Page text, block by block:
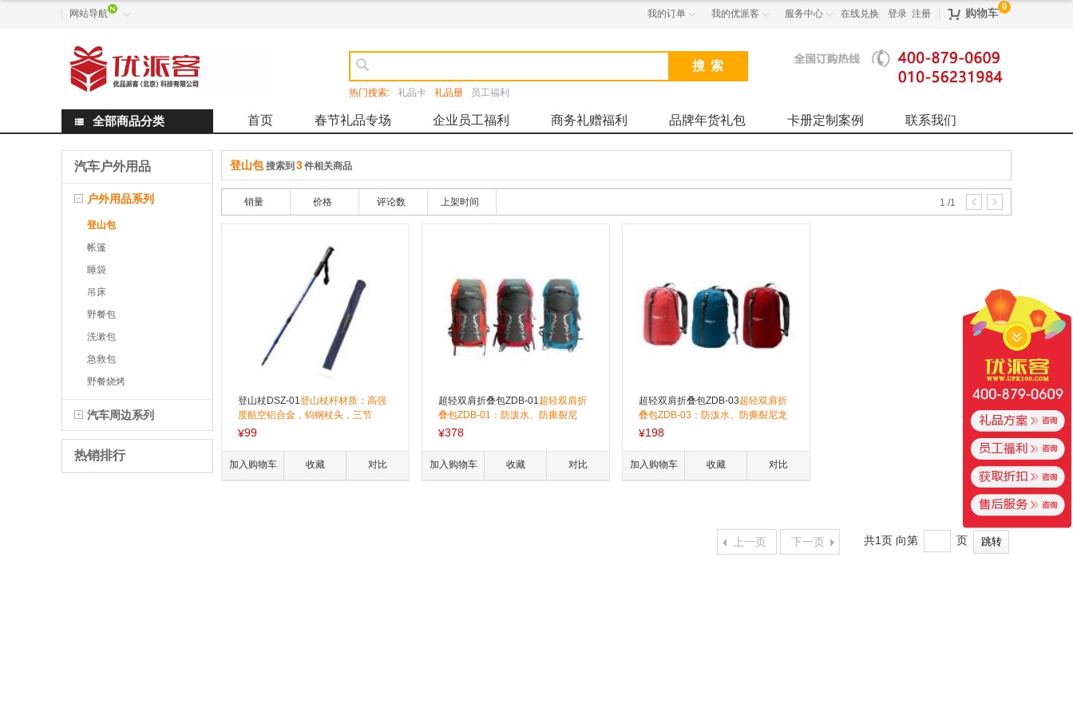
网站导航  我的订单  我的优派客  服务中心  在线兑换 登录 注册 
0
购物车

热门搜索: 礼品卡 礼品册 员工福利
 全部商品分类 首页 春节礼品专场 企业员工福利 商务礼赠福利 品牌年货礼包 卡册定制案例 联系我们
汽车户外用品
户外用品系列
登山包
帐篷
睡袋
吊床
野餐包
洗漱包
急救包
野餐烧烤
汽车周边系列
热销排行
登山包搜索到 3件相关商品
销量 价格 评论数 上架时间 1 /1
登山杖DSZ-01登山杖杆材质：高强
度航空铝合金，钨钢杖头，三节
……礼品团购热线：400-879-0609
¥99
加入购物车 收藏 对比
超轻双肩折叠包ZDB-01超轻双肩折
叠包ZDB-01：防泼水、防撕裂尼
龙……礼品团购热线：400-879-060
¥378
加入购物车 收藏 对比
超轻双肩折叠包ZDB-03超轻双肩折
叠包ZDB-03：防泼水、防撕裂尼龙
……礼品团购热线：400-879-0609
¥198
加入购物车 收藏 对比
上一页 下一页 共1页 向第 页